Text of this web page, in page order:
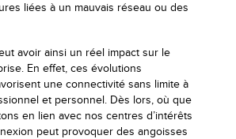
liées à un mauvais réseau ou des
avoir ainsi un réel impact sur le
En effet, ces évolutions
une connectivité sans limite à
et personnel. Dès lors, où que
en lien avec nos centres d’intérêts
peut provoquer des angoisses